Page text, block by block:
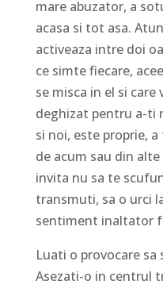
mare abuzator, a
acasa si tot asa.
activeaza intre doi
ce simte fiecare,
se misca in el si
deghizat pentru a-ti
si noi, este proprie,
de acum sau din
invita nu sa te
transmuti, sa o urci
sentiment inaltator
Luati o provocare sa
Asezati-o in centrul